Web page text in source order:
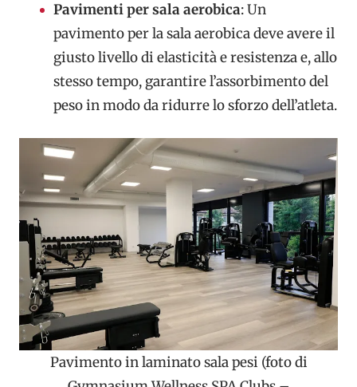
Pavimenti per sala aerobica: Un
pavimento per la sala aerobica deve avere il
giusto livello di elasticità e resistenza e, allo
stesso tempo, garantire l’assorbimento del
peso in modo da ridurre lo sforzo dell’atleta.
Pavimento in laminato sala pesi (foto di